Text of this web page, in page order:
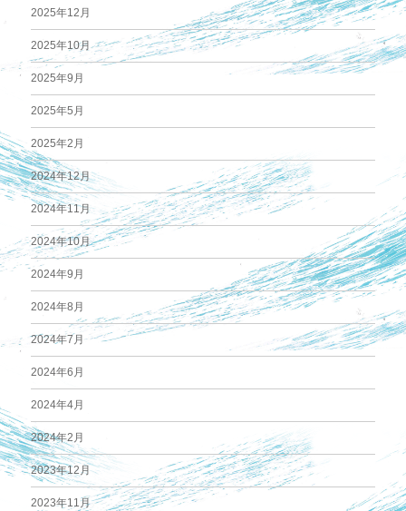
2025年12月
2025年10月
2025年9月
2025年5月
2025年2月
2024年12月
2024年11月
2024年10月
2024年9月
2024年8月
2024年7月
2024年6月
2024年4月
2024年2月
2023年12月
2023年11月